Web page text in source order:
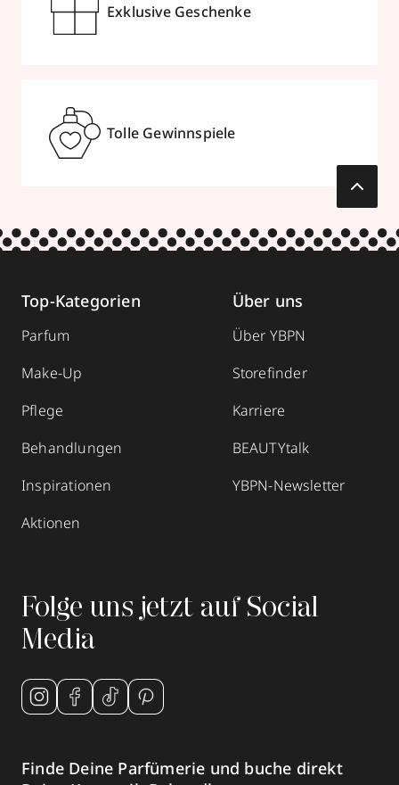
Exklusive Geschenke
Tolle Gewinnspiele
Top-Kategorien
Parfum
Make-Up
Pflege
Behandlungen
Inspirationen
Aktionen
Über uns
Über YBPN
Storefinder
Karriere
BEAUTYtalk
YBPN-Newsletter
Folge uns jetzt auf Social
Media
Finde Deine Parfümerie und buche direkt